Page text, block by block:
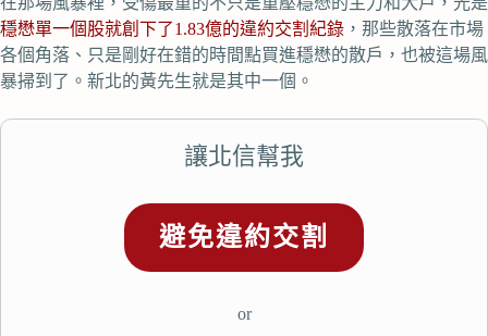
穩懋單一個股就創下了1.83億的違約交割紀錄 ，那些散落在市場
各個角落、只是剛好在錯的時間點買進穩懋的散戶，也被這場風
暴掃到了。新北的黃先生就是其中一個。
讓北信幫我
避免違約交割
or